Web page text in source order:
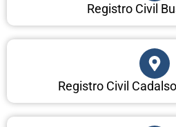
Registro Civil
Registro Civil